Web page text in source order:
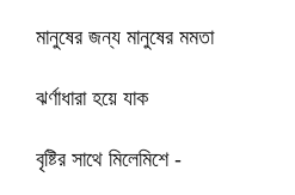
মানুষের জন্য মানুষের মমতা
ঝর্ণাধারা হয়ে যাক
বৃষ্টির সাথে মিলেমিশে -